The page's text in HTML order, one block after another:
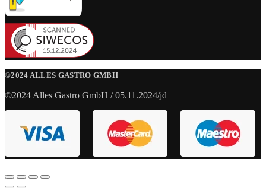
©2024 ALLES GASTRO GMBH
©2024 Alles Gastro GmbH / 05.11.2024/jd